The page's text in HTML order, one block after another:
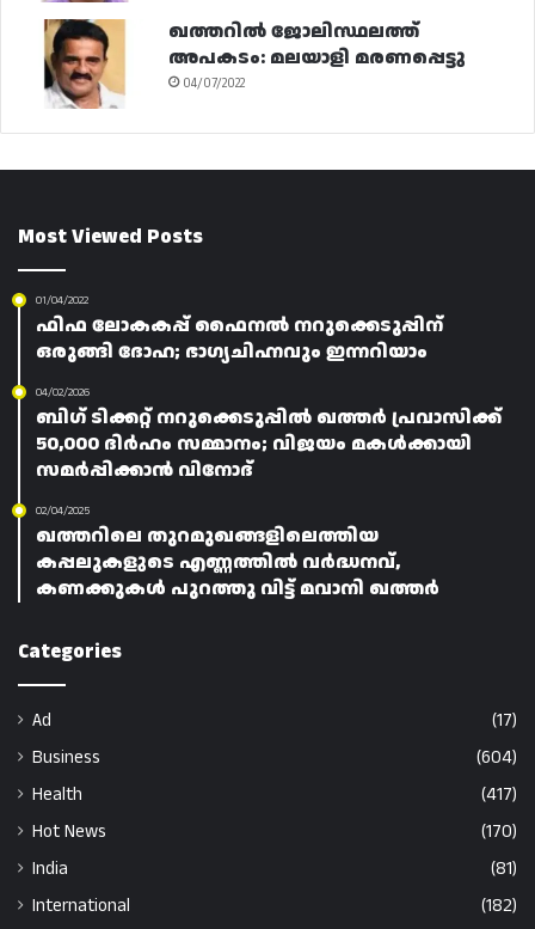
ഖത്തറിൽ ജോലിസ്ഥലത്ത്
അപകടം: മലയാളി മരണപ്പെട്ടു
04/07/2022
Most Viewed Posts
01/04/2022
ഫിഫ ലോകകപ്പ് ഫൈനൽ നറുക്കെടുപ്പിന്
ഒരുങ്ങി ദോഹ; ഭാഗ്യചിഹ്നവും ഇന്നറിയാം
04/02/2026
ബിഗ് ടിക്കറ്റ് നറുക്കെടുപ്പിൽ ഖത്തർ പ്രവാസിക്ക്
50,000 ദിർഹം സമ്മാനം; വിജയം മകൾക്കായി
സമർപ്പിക്കാൻ വിനോദ്
02/04/2025
ഖത്തറിലെ തുറമുഖങ്ങളിലെത്തിയ
കപ്പലുകളുടെ എണ്ണത്തിൽ വർദ്ധനവ്,
കണക്കുകൾ പുറത്തു വിട്ട് മവാനി ഖത്തർ
Categories
Ad
(17)
Business
(604)
Health
(417)
Hot News
(170)
India
(81)
International
(182)